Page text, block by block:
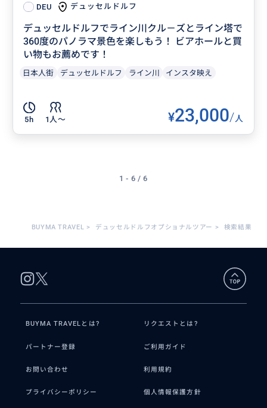
DEU デュッセルドルフ
デュッセルドルフでライン川クル－ズとライン塔で
360度のパノラマ景色を楽しもう！ ビアホールと買
い物もお薦めです！
日本人街 デュッセルドルフ ライン川 インスタ映え
5h 1人〜 ¥23,000/人
1 - 6 / 6
BUYMA TRAVEL > デュッセルドルフオプショナルツアー > 検索結果
BUYMA TRAVELとは? リクエストとは?
パートナー登録 ご利用ガイド
お問い合わせ 利用規約
プライバシーポリシー 個人情報保護方針